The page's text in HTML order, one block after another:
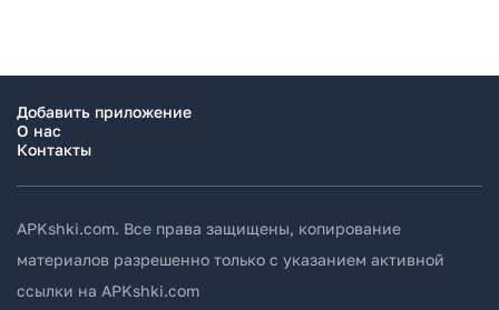
Добавить приложение
О нас
Контакты
APKshki.com. Все права защищены, копирование
материалов разрешенно только с указанием активной
ссылки на APKshki.com